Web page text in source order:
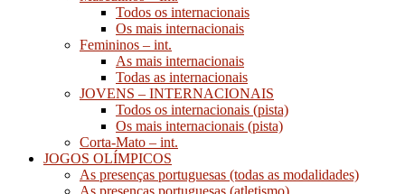
Todos os internacionais
Os mais internacionais
Femininos – int.
As mais internacionais
Todas as internacionais
JOVENS – INTERNACIONAIS
Todos os internacionais (pista)
Os mais internacionais (pista)
Corta-Mato – int.
JOGOS OLÍMPICOS
As presenças portuguesas (todas as modalidades)
As presenças portuguesas (atletismo)